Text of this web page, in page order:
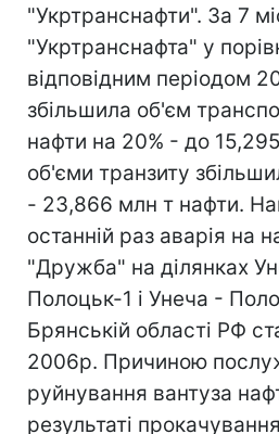
"Укртранснафти". За 7
"Укртранснафта" у
відповідним періодом
збільшила об'єм
нафти на 20% - до
об'єми транзиту
- 23,866 млн т нафти.
останній раз аварія на
"Дружба" на ділянках
Полоцьк-1 і Унеча -
Брянській області РФ
2006р. Причиною
руйнування вантуза
результаті